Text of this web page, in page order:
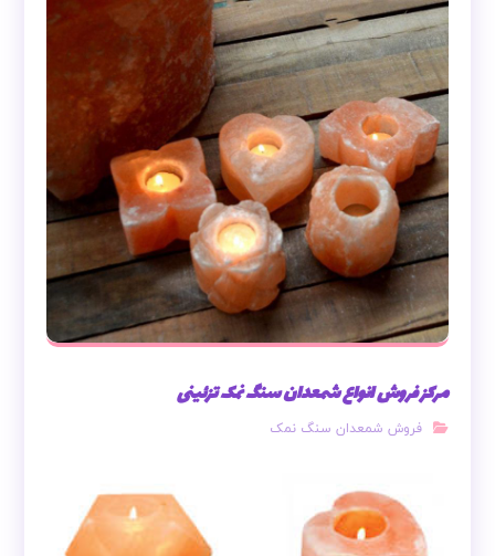
مرکز فروش انواع شمعدان سنگ نمک تزئینی
فروش شمعدان سنگ نمک